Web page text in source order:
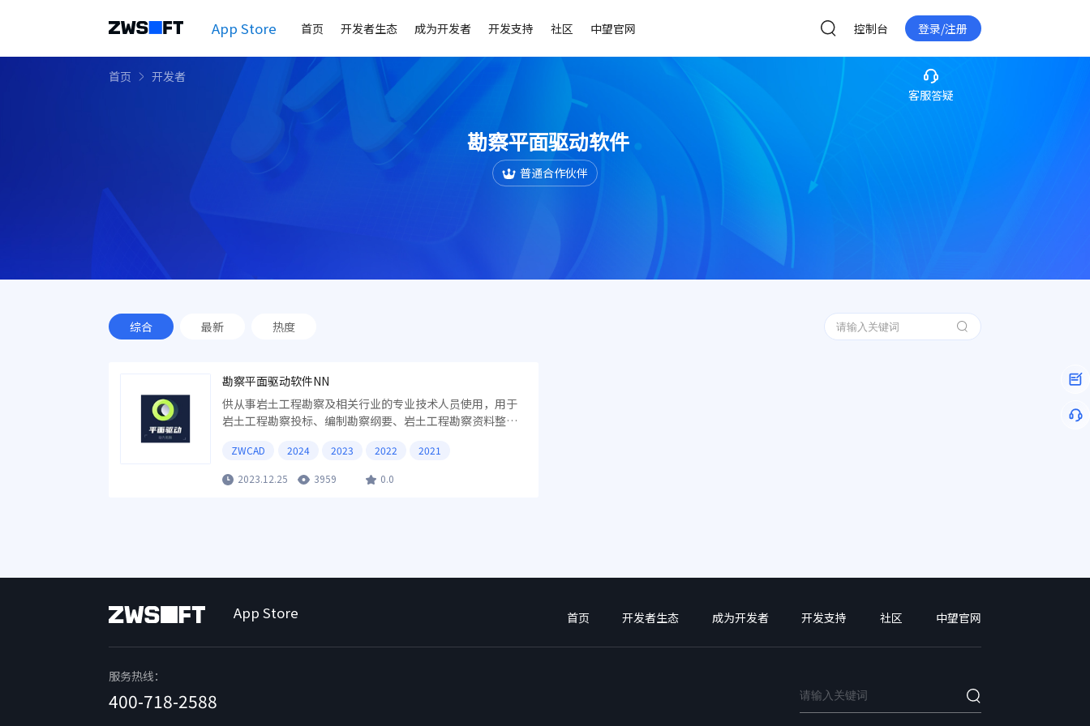
App Store 首页 开发者生态 成为开发者 开发支持 社区 中望官网 控制台 登录/注册
首页
开发者
客服答疑
勘察平面驱动软件
普通合作伙伴
综合 最新 热度
勘察平面驱动软件NN
供从事岩土工程勘察及相关行业的专业技术人员使用，用于
岩土工程勘察投标、编制勘察纲要、岩土工程勘察资料整理
ZWCAD 2024 2023 2022 2021
2023.12.25 3959 0.0
App Store 首页 开发者生态 成为开发者 开发支持 社区 中望官网
服务热线：
400-718-2588